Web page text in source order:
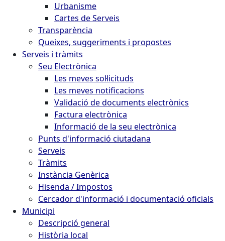
Urbanisme
Cartes de Serveis
Transparència
Queixes, suggeriments i propostes
Serveis i tràmits
Seu Electrònica
Les meves sol·licituds
Les meves notificacions
Validació de documents electrònics
Factura electrònica
Informació de la seu electrònica
Punts d'informació ciutadana
Serveis
Tràmits
Instància Genèrica
Hisenda / Impostos
Cercador d'informació i documentació oficials
Municipi
Descripció general
Història local